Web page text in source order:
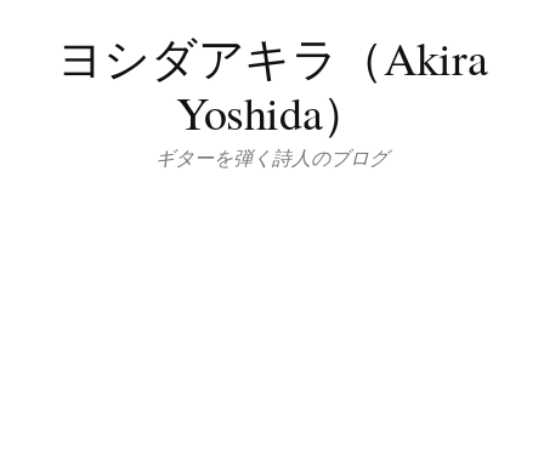
ヨシダアキラ（Akira
Yoshida）
ギターを弾く詩人のブログ